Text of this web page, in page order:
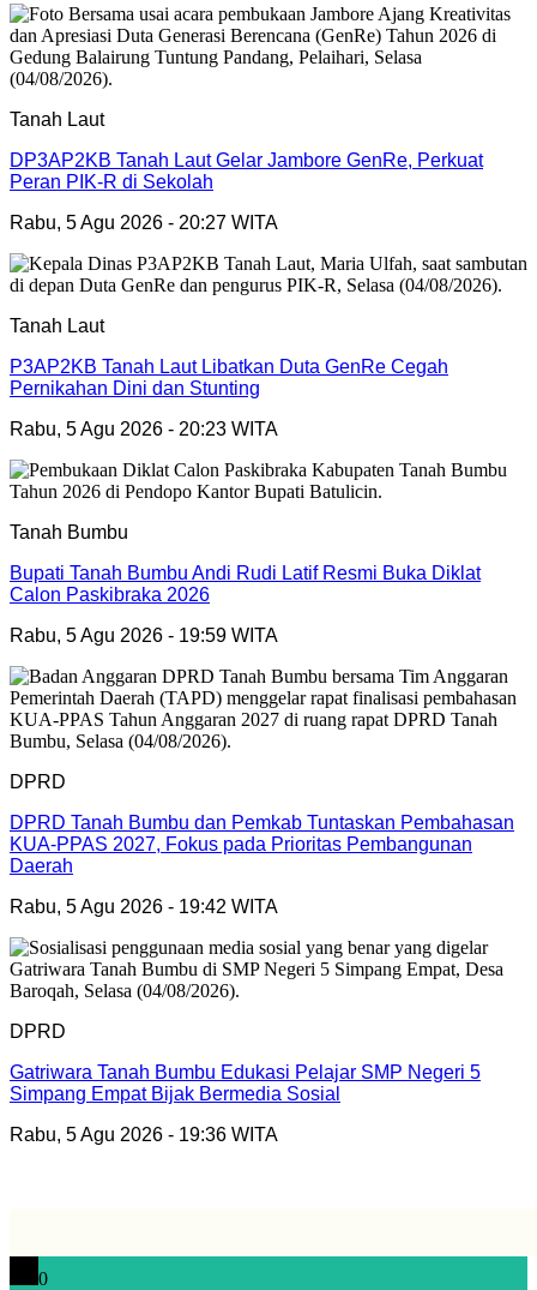
Tanah Laut
DP3AP2KB Tanah Laut Gelar Jambore GenRe, Perkuat
Peran PIK-R di Sekolah
Rabu, 5 Agu 2026 - 20:27 WITA
Tanah Laut
P3AP2KB Tanah Laut Libatkan Duta GenRe Cegah
Pernikahan Dini dan Stunting
Rabu, 5 Agu 2026 - 20:23 WITA
Tanah Bumbu
Bupati Tanah Bumbu Andi Rudi Latif Resmi Buka Diklat
Calon Paskibraka 2026
Rabu, 5 Agu 2026 - 19:59 WITA
DPRD
DPRD Tanah Bumbu dan Pemkab Tuntaskan Pembahasan
KUA-PPAS 2027, Fokus pada Prioritas Pembangunan
Daerah
Rabu, 5 Agu 2026 - 19:42 WITA
DPRD
Gatriwara Tanah Bumbu Edukasi Pelajar SMP Negeri 5
Simpang Empat Bijak Bermedia Sosial
Rabu, 5 Agu 2026 - 19:36 WITA
0